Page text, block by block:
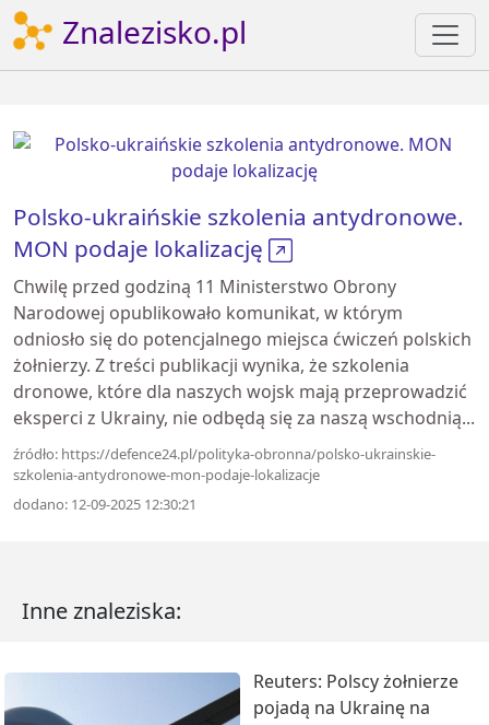
Znalezisko.pl
Polsko-ukraińskie szkolenia antydronowe.
MON podaje lokalizację
Chwilę przed godziną 11 Ministerstwo Obrony
Narodowej opublikowało komunikat, w którym
odniosło się do potencjalnego miejsca ćwiczeń polskich
żołnierzy. Z treści publikacji wynika, że szkolenia
dronowe, które dla naszych wojsk mają przeprowadzić
eksperci z Ukrainy, nie odbędą się za naszą wschodnią...
źródło: https://defence24.pl/polityka-obronna/polsko-ukrainskie-
szkolenia-antydronowe-mon-podaje-lokalizacje
dodano: 12-09-2025 12:30:21
Inne znaleziska:
Reuters: Polscy żołnierze
pojadą na Ukrainę na